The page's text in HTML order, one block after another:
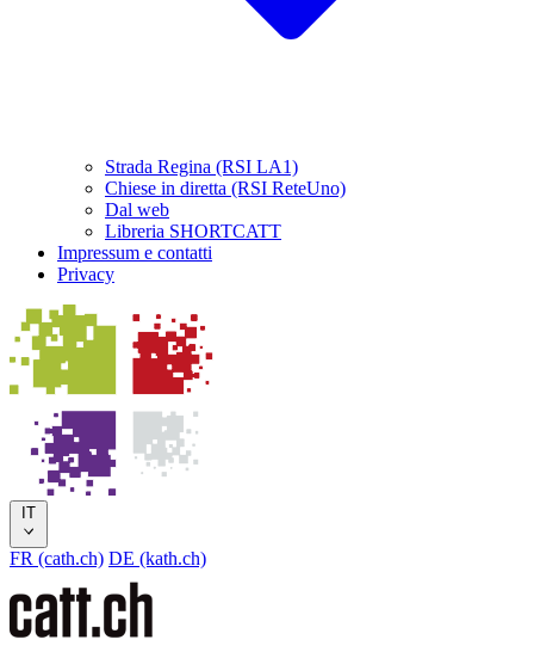
Strada Regina (RSI LA1)
Chiese in diretta (RSI ReteUno)
Dal web
Libreria SHORTCATT
Impressum e contatti
Privacy
IT
FR (cath.ch) DE (kath.ch)